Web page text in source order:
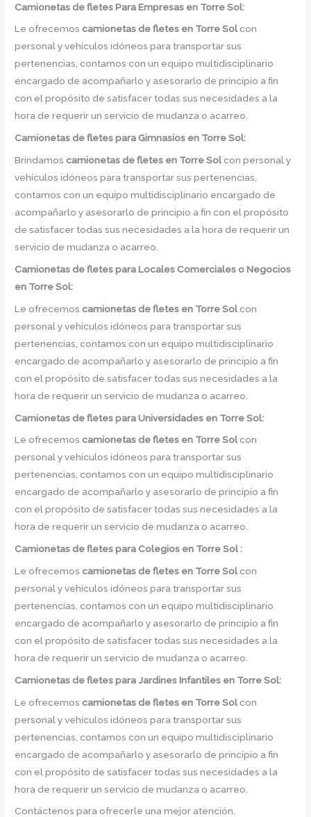
Camionetas defletes Para Empresas en Torre Sol:
Le ofrecemos camionetas de fletes en Torre Solcon
personal y vehículos idóneos para transportar sus
pertenencias, contamos con un equipo multidisciplinario
encargado de acompañarlo y asesorarlo de principio a fin
con el propósito de satisfacer todas sus necesidades a la
hora de requerir un servicio de mudanza o acarreo.
Camionetas defletes para Gimnasios en Torre Sol:
Brindamos camionetas de fletes en Torre Sol con personal y
vehículos idóneos para transportar sus pertenencias,
contamos con un equipo multidisciplinario encargado de
acompañarlo y asesorarlo de principio a fin con el propósito
de satisfacer todas sus necesidades a la hora de requerir un
servicio de mudanza o acarreo.
Camionetas defletes para Locales Comerciales o Negocios
en Torre Sol:
Le ofrecemos camionetas de fletes en Torre Sol con
personal y vehículos idóneos para transportar sus
pertenencias, contamos con un equipo multidisciplinario
encargado de acompañarlo y asesorarlo de principio a fin
con el propósito de satisfacer todas sus necesidades a la
hora de requerir un servicio de mudanza o acarreo.
Camionetas defletes para Universidades en Torre Sol:
Le ofrecemos camionetas de fletes en Torre Solcon
personal y vehículos idóneos para transportar sus
pertenencias, contamos con un equipo multidisciplinario
encargado de acompañarlo y asesorarlo de principio a fin
con el propósito de satisfacer todas sus necesidades a la
hora de requerir un servicio de mudanza o acarreo.
Camionetas defletes para Colegios en Torre Sol :
Le ofrecemos camionetas de fletes en Torre Sol con
personal y vehículos idóneos para transportar sus
pertenencias, contamos con un equipo multidisciplinario
encargado de acompañarlo y asesorarlo de principio a fin
con el propósito de satisfacer todas sus necesidades a la
hora de requerir un servicio de mudanza o acarreo.
Camionetas defletes para Jardines Infantiles en Torre Sol:
Le ofrecemos camionetas de fletes en Torre Sol con
personal y vehículos idóneos para transportar sus
pertenencias, contamos con un equipo multidisciplinario
encargado de acompañarlo y asesorarlo de principio a fin
con el propósito de satisfacer todas sus necesidades a la
hora de requerir un servicio de mudanza o acarreo.
Contáctenos para ofrecerle una mejor atención.